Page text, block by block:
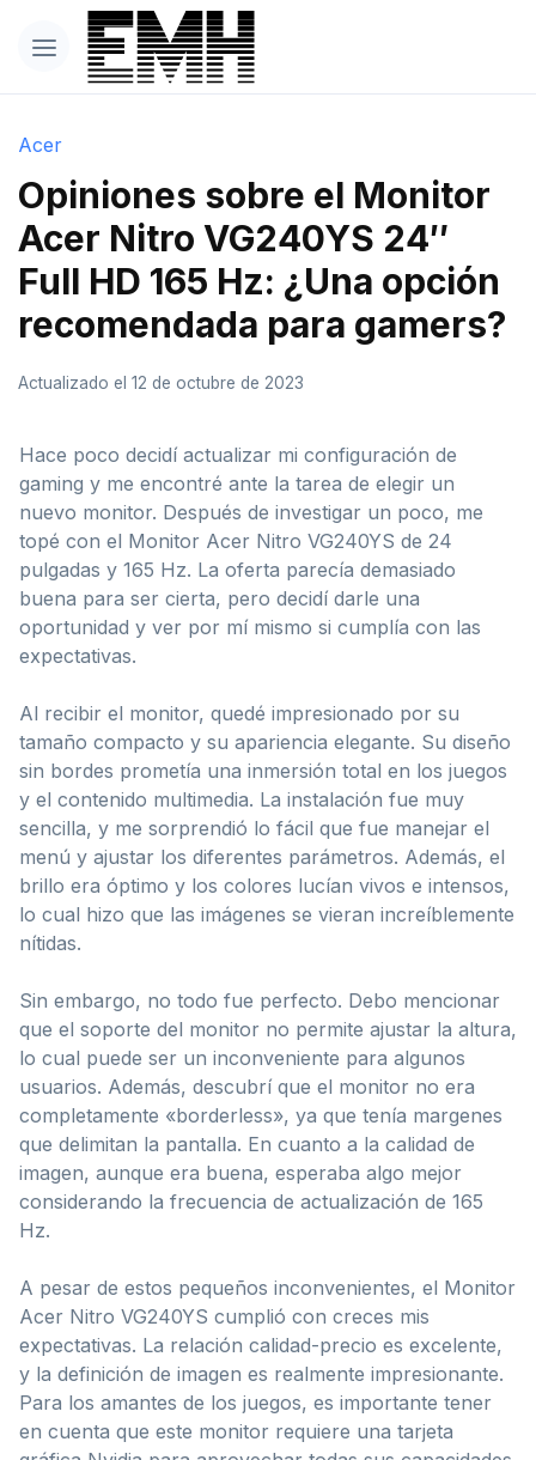
Acer
Opiniones sobre el Monitor
Acer Nitro VG240YS 24″
Full HD 165 Hz: ¿Una opción
recomendada para gamers?
Actualizado el 12 de octubre de 2023
Hace poco decidí actualizar mi configuración de
gaming y me encontré ante la tarea de elegir un
nuevo monitor. Después de investigar un poco, me
topé con el Monitor Acer Nitro VG240YS de 24
pulgadas y 165 Hz. La oferta parecía demasiado
buena para ser cierta, pero decidí darle una
oportunidad y ver por mí mismo si cumplía con las
expectativas.
Al recibir el monitor, quedé impresionado por su
tamaño compacto y su apariencia elegante. Su diseño
sin bordes prometía una inmersión total en los juegos
y el contenido multimedia. La instalación fue muy
sencilla, y me sorprendió lo fácil que fue manejar el
menú y ajustar los diferentes parámetros. Además, el
brillo era óptimo y los colores lucían vivos e intensos,
lo cual hizo que las imágenes se vieran increíblemente
nítidas.
Sin embargo, no todo fue perfecto. Debo mencionar
que el soporte del monitor no permite ajustar la altura,
lo cual puede ser un inconveniente para algunos
usuarios. Además, descubrí que el monitor no era
completamente «borderless», ya que tenía margenes
que delimitan la pantalla. En cuanto a la calidad de
imagen, aunque era buena, esperaba algo mejor
considerando la frecuencia de actualización de 165
Hz.
A pesar de estos pequeños inconvenientes, el Monitor
Acer Nitro VG240YS cumplió con creces mis
expectativas. La relación calidad-precio es excelente,
y la definición de imagen es realmente impresionante.
Para los amantes de los juegos, es importante tener
en cuenta que este monitor requiere una tarjeta